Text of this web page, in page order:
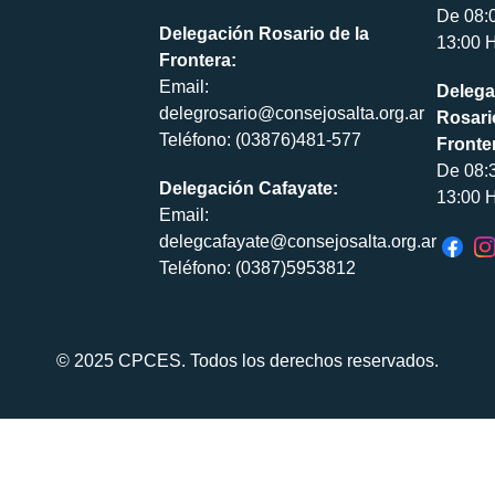
Delegación Rosario de la
Frontera:
Email:
delegrosario@consejosalta.org.ar
Teléfono: (03876)481-577
Delegación Cafayate:
Email:
delegcafayate@consejosalta.org.ar
Teléfono: (0387)5953812
De
13:00
De
13:00
© 2025 CPCES. Todos los derechos reservados.